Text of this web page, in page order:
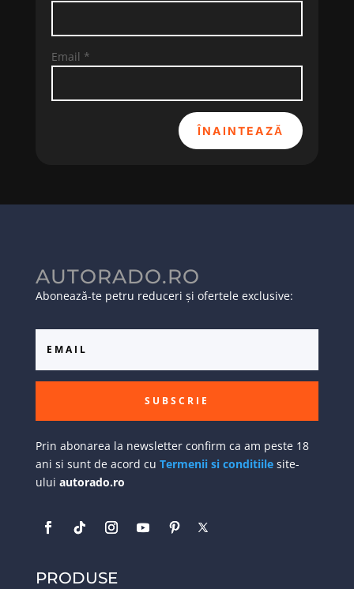
Email *
ÎNAINTEAZĂ
AUTORADO.RO
Abonează-te petru reduceri și ofertele exclusive:
SUBSCRIE
Prin abonarea la newsletter confirm ca am peste 18
ani si sunt de acord cu Termenii si conditiilesite-
ului autorado.ro
PRODUSE